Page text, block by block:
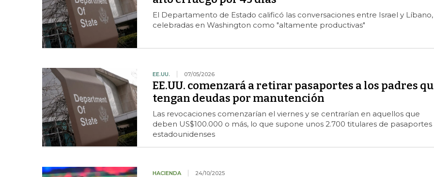
El Departamento de Estado calificó las conversaciones entre Israel y Líbano,
celebradas en Washington como "altamente productivas"
EE.UU. 07/05/2026
EE.UU. comenzará a retirar pasaportes a los padres
tengan deudas por manutención
Las revocaciones comenzarían el viernes y se centrarían en aquellos que
deben US$100.000 o más, lo que supone unos 2.700 titulares de pasaportes
estadounidenses
HACIENDA 24/10/2025